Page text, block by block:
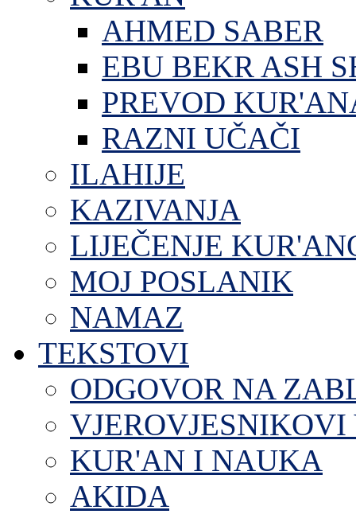
AHMED SABER
EBU BEKR ASH
PREVOD
RAZNI UČAČI
ILAHIJE
KAZIVANJA
LIJEČENJE
MOJ POSLANIK
NAMAZ
TEKSTOVI
ODGOVOR NA
VJEROVJESNIKOVI
KUR'AN I NAUKA
AKIDA